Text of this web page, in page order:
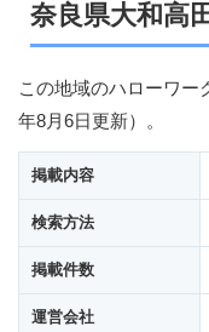
奈良県大和高
この地域のハローワー
年8月6日更新）。
掲載内容
検索方法
掲載件数
運営会社